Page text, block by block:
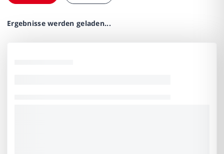
Ergebnisse werden geladen...